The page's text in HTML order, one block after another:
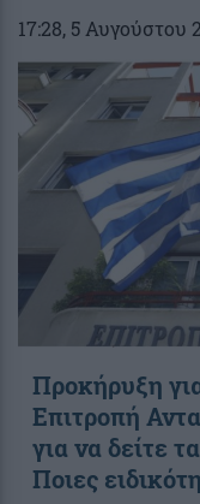
17:28, 5 Αυγούστου
Προκήρυξη
Επιτροπή
για να δείτε
Ποιες